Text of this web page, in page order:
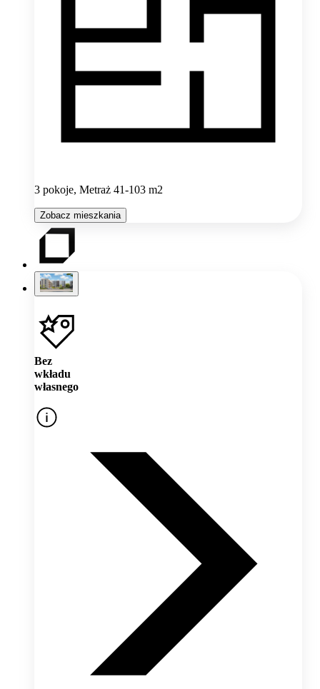
3 pokoje, Metraż 41-103 m2
Zobacz mieszkania
Bez
wkładu
własnego